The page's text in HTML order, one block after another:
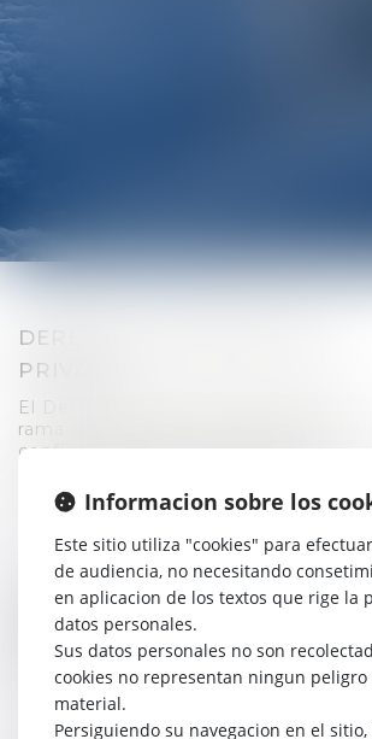
DERECHO INTERNACIONAL
PRIVADO
El Derecho internacional privado es
rama del derecho que resuelve los
conflictos de ley y jurisdicción en
elemento extranjero.
DERECHO PÚBLICO
El derecho público es una rama del
derecho que regula las relaciones
que implican a entidades públicas.
Informacion sobre los
Este sitio utiliza "cookies" para
de audiencia, no necesitando
en aplicacion de los textos que rige la
datos personales.
Sus datos personales no son
cookies no representan ningun peligro
material.
Persiguiendo su navegacion en el